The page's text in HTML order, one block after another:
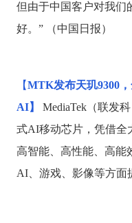
但由于中国客户对我们
好。” （中国日报）
【MTK发布天玑9300
AI】
MediaTek（联发
式AI移动芯片，凭借全
高智能、高性能、高能
AI、游戏、影像等方面